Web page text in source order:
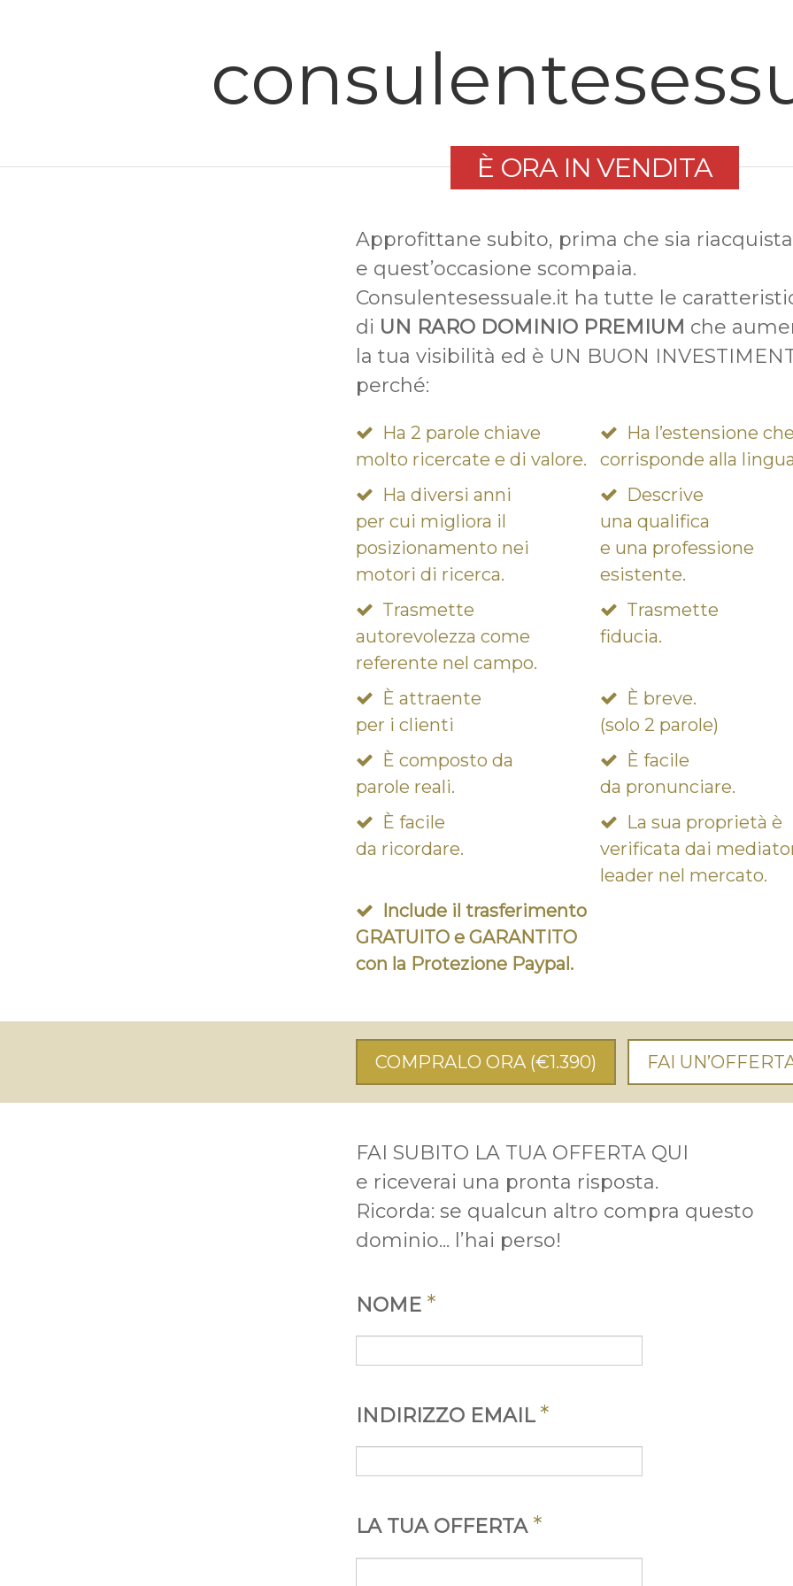
È ORA IN VENDITA
Approfittane subito, prima che sia
e quest’occasione scompaia.
Consulentesessuale.it ha tutte le
di UN RARO DOMINIO PREMIUM che
la tua visibilità ed è UN BUON
perché:
Ha 2 parole chiave
molto ricercate e di valore.
Ha l’estensione
corrisponde alla
Ha diversi anni
per cui migliora il
posizionamento nei
motori di ricerca.
Descrive
una qualifica
e una professione
esistente.
Trasmette
autorevolezza come
referente nel campo.
Trasmette
fiducia.
È attraente
per i clienti
È breve.
(solo 2 parole)
È composto da
parole reali.
È facile
da pronunciare.
È facile
da ricordare.
La sua proprietà è
verificata dai
leader nel mercato.
Include il trasferimento
GRATUITO e GARANTITO
con la Protezione Paypal.
COMPRALO ORA (€1.390) FAI
FAI SUBITO LA TUA OFFERTA QUI
e riceverai una pronta risposta.
Ricorda: se qualcun altro compra questo
dominio... l’hai perso!
NOME *
INDIRIZZO EMAIL *
LA TUA OFFERTA *